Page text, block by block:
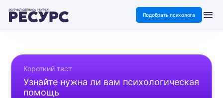
ЖУРНАЛ СЕРВИСА PSYPSY
Подобрать психолога
Короткий тест
Узнайте нужна ли вам психологическая
помощь